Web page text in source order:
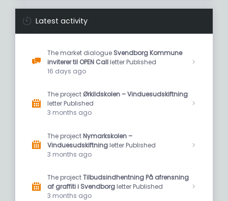
Latest activity
The market dialogue Svendborg Kommune
inviterer til OPEN Callletter Published
16 days ago
The projectØrkildskolen – Vinduesudskiftning
letter Published
3 months ago
The projectNymarkskolen –
Vinduesudskiftningletter Published
3 months ago
The projectTilbudsindhentning På afrensning
af graffiti i Svendborgletter Published
3 months ago